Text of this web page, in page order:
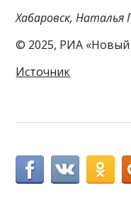
Хабаровск, Наталья
© 2025, РИА
Источник